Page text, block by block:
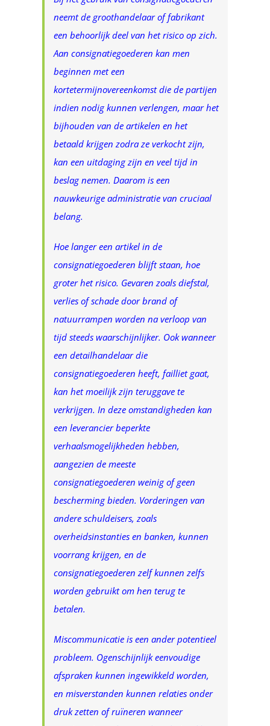
neemt de groothandelaar of fabrikant
een behoorlijk deel van het risico op zich.
Aan consignatiegoederen kan men
beginnen met een
kortetermijnovereenkomst die de partijen
indien nodig kunnen verlengen, maar het
bijhouden van de artikelen en het
betaald krijgen zodra ze verkocht zijn,
kan een uitdaging zijn en veel tijd in
beslag nemen. Daarom is een
nauwkeurige administratie van cruciaal
belang.
Hoe langer een artikel in de
consignatiegoederen blijft staan, hoe
groter het risico. Gevaren zoals diefstal,
verlies of schade door brand of
natuurrampen worden na verloop van
tijd steeds waarschijnlijker. Ook wanneer
een detailhandelaar die
consignatiegoederen heeft, failliet gaat,
kan het moeilijk zijn teruggave te
verkrijgen. In deze omstandigheden kan
een leverancier beperkte
verhaalsmogelijkheden hebben,
aangezien de meeste
consignatiegoederen weinig of geen
bescherming bieden. Vorderingen van
andere schuldeisers, zoals
overheidsinstanties en banken, kunnen
voorrang krijgen, en de
consignatiegoederen zelf kunnen zelfs
worden gebruikt om hen terug te
betalen.
Miscommunicatie is een ander potentieel
probleem. Ogenschijnlijk eenvoudige
afspraken kunnen ingewikkeld worden,
en misverstanden kunnen relaties onder
druk zetten of ruïneren wanneer